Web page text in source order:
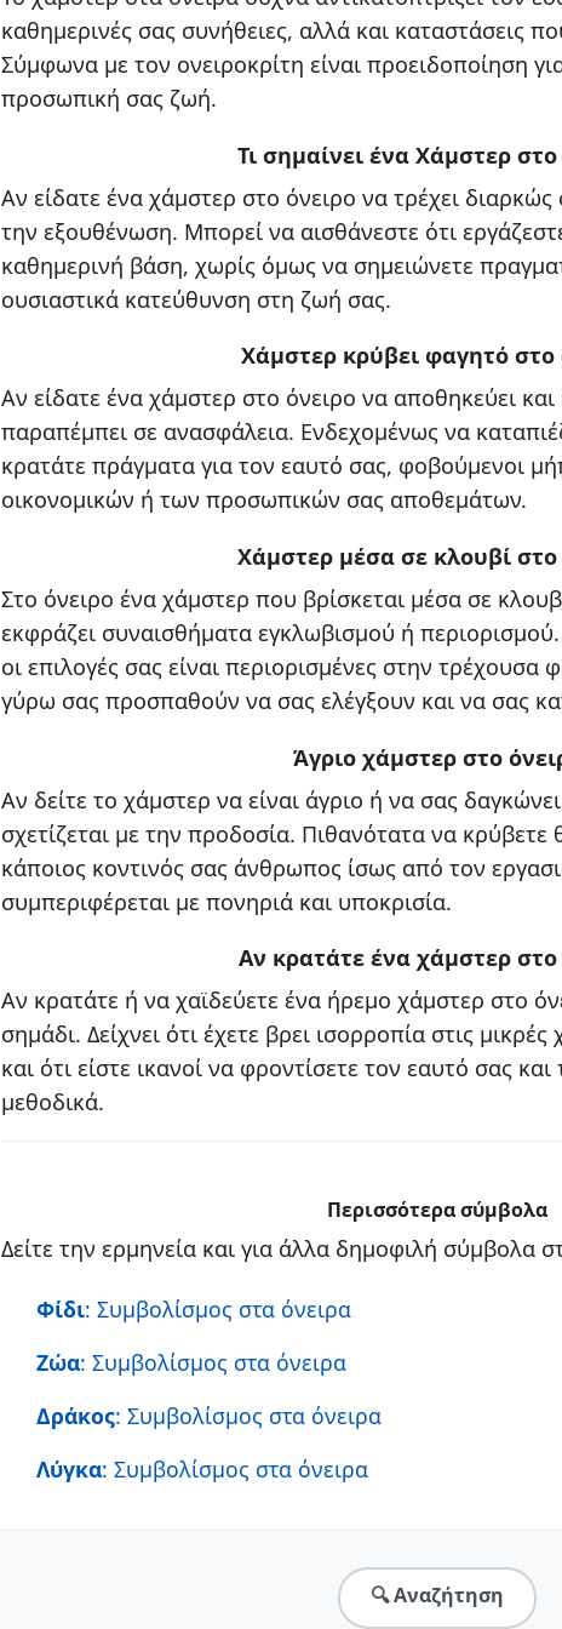
καθημερινές σας συνήθειες, αλλά και καταστάσεις
Σύμφωνα με τον ονειροκρίτη είναι προειδοποίηση
προσωπική σας ζωή.
Τι σημαίνει ένα Χάμστερ στο
Αν είδατε ένα χάμστερ στο όνειρο να τρέχει
την εξουθένωση. Μπορεί να αισθάνεστε ότι
καθημερινή βάση, χωρίς όμως να σημειώνετε
ουσιαστικά κατεύθυνση στη ζωή σας.
Χάμστερ κρύβει φαγητό στο
Αν είδατε ένα χάμστερ στο όνειρο να αποθηκεύει
παραπέμπει σε ανασφάλεια. Ενδεχομένως να
κρατάτε πράγματα για τον εαυτό σας, φοβούμενοι
οικονομικών ή των προσωπικών σας αποθεμάτων.
Χάμστερ μέσα σε κλουβί στο
Στο όνειρο ένα χάμστερ που βρίσκεται μέσα σε
εκφράζει συναισθήματα εγκλωβισμού ή
οι επιλογές σας είναι περιορισμένες στην τρέχουσα
γύρω σας προσπαθούν να σας ελέγξουν και να σας
Άγριο χάμστερ στο
Αν δείτε το χάμστερ να είναι άγριο ή να σας
σχετίζεται με την προδοσία. Πιθανότατα να κρύβετε
κάποιος κοντινός σας άνθρωπος ίσως από τον
συμπεριφέρεται με πονηριά και υποκρισία.
Αν κρατάτε ένα χάμστερ στο
Αν κρατάτε ή να χαϊδεύετε ένα ήρεμο χάμστερ στο
σημάδι. Δείχνει ότι έχετε βρει ισορροπία στις
και ότι είστε ικανοί να φροντίσετε τον εαυτό σας
μεθοδικά.
Περισσότερα σύμβολα
Δείτε την ερμηνεία και για άλλα δημοφιλή σύμβολα
Φίδι: Συμβολίσμος στα όνειρα
Ζώα: Συμβολίσμος στα όνειρα
Δράκος: Συμβολίσμος στα όνειρα
Λύγκα: Συμβολίσμος στα όνειρα
🔍 Αναζήτηση